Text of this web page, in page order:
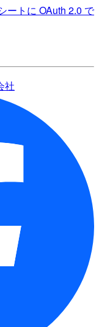
ートに OAuth 2.0 で
社